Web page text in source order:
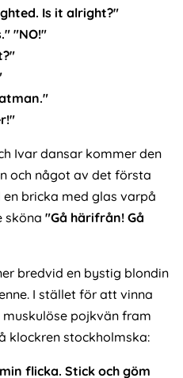
Is it alright?"
"NO!"
Ivar dansar kommer den
och något av det första
bricka med glas varpå
sköna "Gå härifrån! Gå
bredvid en bystig blondin
I stället för att vinna
pojkvän fram
klockren stockholmska:
flicka. Stick och göm